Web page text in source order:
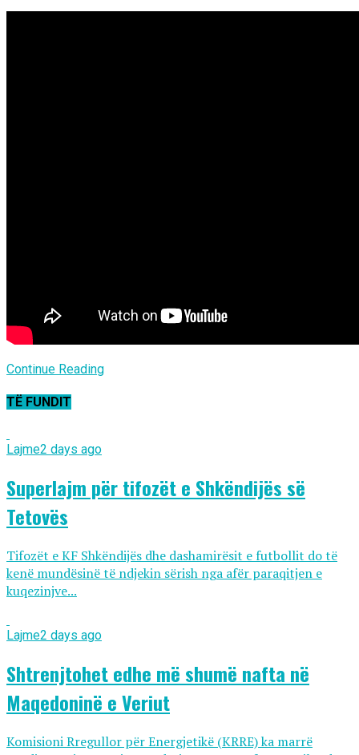
Continue Reading
TË FUNDIT
Lajme2 days ago
Superlajm për tifozët e Shkëndijës së
Tetovës
Tifozët e KF Shkëndijës dhe dashamirësit e futbollit do të
kenë mundësinë të ndjekin sërish nga afër paraqitjen e
kuqezinjve...
Lajme2 days ago
Shtrenjtohet edhe më shumë nafta në
Maqedoninë e Veriut
Komisioni Rregullor për Energjetikë (KRRE) ka marrë